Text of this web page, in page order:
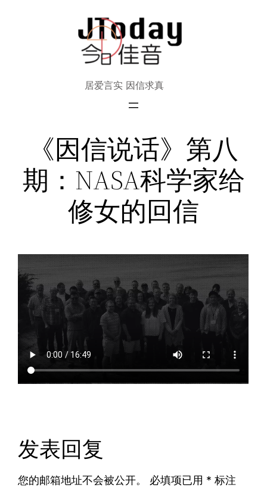
居爱言实 因信求真
《因信说话》第八
期：NASA科学家给
修女的回信
发表回复
您的邮箱地址不会被公开。 必填项已用 * 标注